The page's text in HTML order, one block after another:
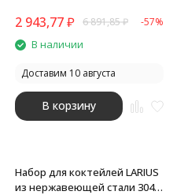
покупателей
2 943,77₽ 6 891,85₽ -57%
В наличии
Доставим 10 августа
В корзину
Набор для коктейлей LARIUS
из нержавеющей стали 304,